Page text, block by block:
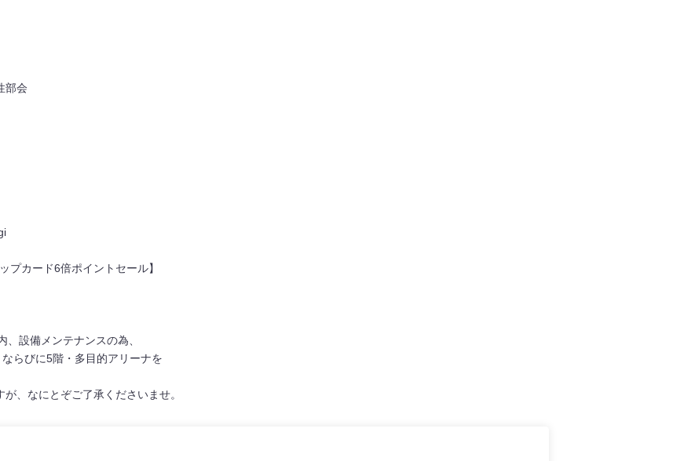
会
プカード6倍ポイントセール】
設備メンテナンスの為、
らびに5階・多目的アリーナを
、なにとぞご了承くださいませ。